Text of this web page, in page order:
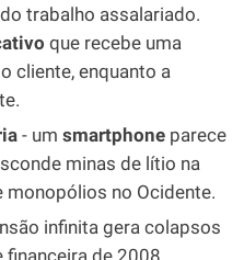
trabalho assalariado.
que recebe uma
cliente, enquanto a
- um smartphone parece
minas de lítio na
monopólios no Ocidente.
infinita gera colapsos
de 2008.